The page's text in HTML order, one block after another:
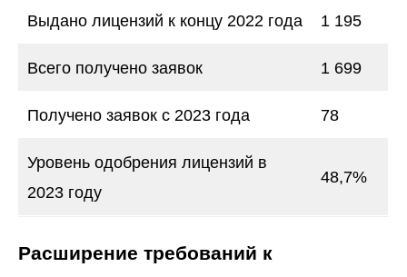
Выдано лицензий к концу 2022 года 1 195
Всего получено заявок 1 699
Получено заявок с 2023 года 78
Уровень одобрения лицензий в
2023 году
48,7%
Расширение требований к